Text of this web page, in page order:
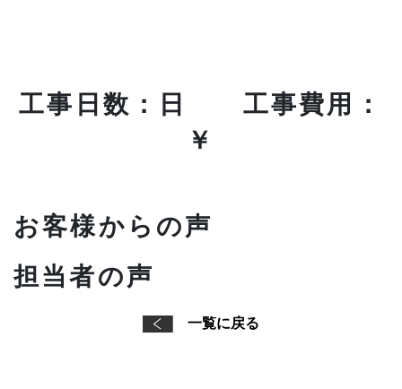
工事日数：日 工事費用：
￥
お客様からの声
担当者の声
一覧に戻る